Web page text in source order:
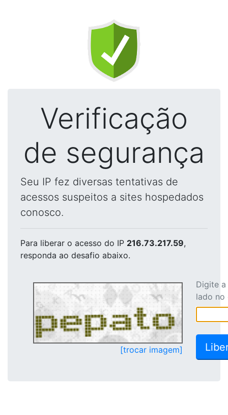
Verificação
de segurança
Seu IP fez diversas tentativas de
acessos suspeitos a sites hospedados
conosco.
Para liberar o acesso do IP 216.73.217.59,
responda ao desafio abaixo.
[trocar imagem]
Digite
lado no